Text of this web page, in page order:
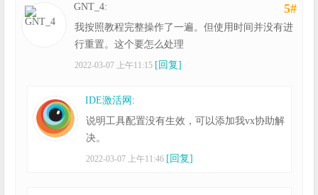
5#
GNT_4:
我按照教程完整操作了一遍。但使用时间并没有进
行重置。这个要怎么处理
2022-03-07 上午11:15 [回复]
IDE激活网 :
说明工具配置没有生效，可以添加我vx协助解
决。
2022-03-07 上午11:46 [回复]